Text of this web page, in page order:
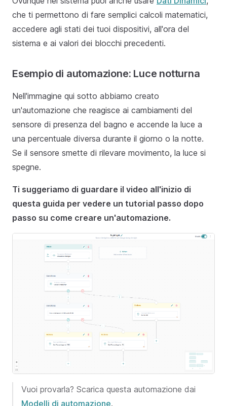
che ti permettono di fare semplici calcoli matematici,
accedere agli stati dei tuoi dispositivi, all'ora del
sistema e ai valori dei blocchi precedenti.
Esempio di automazione: Luce notturna
Nell'immagine qui sotto abbiamo creato
un'automazione che reagisce ai cambiamenti del
sensore di presenza del bagno e accende la luce a
una percentuale diversa durante il giorno o la notte.
Se il sensore smette di rilevare movimento, la luce si
spegne.
Ti suggeriamo di guardare il video all'inizio di
questa guida per vedere un tutorial passo dopo
passo su come creare un'automazione.
Vuoi provarla? Scarica questa automazione dai
Modelli di automazione.